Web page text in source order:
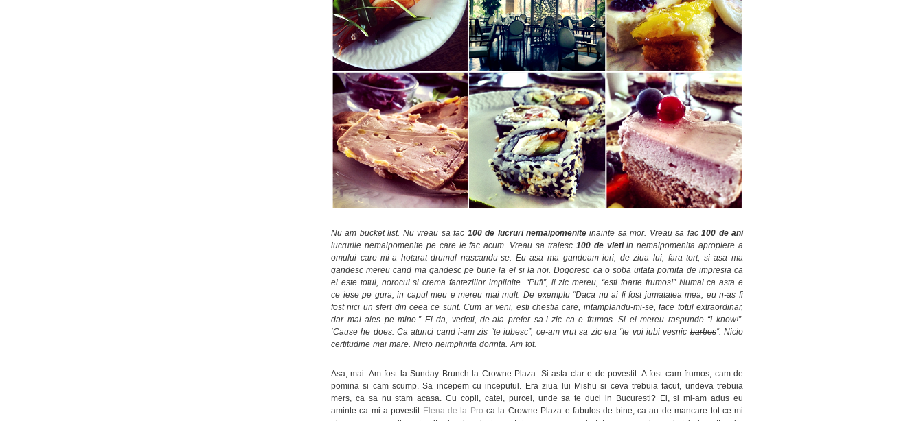
Nu am bucket list. Nu vreau sa fac 100 de lucruri nemaipomeniteinainte sa mor. Vreau sa fac100 de ani
lucrurile nemaipomenite pe care le fac acum. Vreau sa traiesc 100 de vietiin nemaipomenita apropiere a
omului care mi-a hotarat drumul nascandu-se. Eu asa ma gandeam ieri, de ziua lui, fara tort, si asa ma
gandesc mereu cand ma gandesc pe bune la el si la noi. Dogoresc ca o soba uitata pornita de impresia ca
el este totul, norocul si crema fanteziilor implinite. “Pufi”, ii zic mereu, “esti foarte frumos!” Numai ca asta e
ce iese pe gura, in capul meu e mereu mai mult. De exemplu “Daca nu ai fi fost jumatatea mea, eu n-as fi
fost nici un sfert din ceea ce sunt. Cum ar veni, esti chestia care, intamplandu-mi-se, face totul extraordinar,
dar mai ales pe mine.” Ei da, vedeti, de-aia prefer sa-i zic ca e frumos. Si el mereu raspunde “I know!”.
‘Cause he does. Ca atunci cand i-am zis “te iubesc”, ce-am vrut sa zic era “te voi iubi vesnicbarbos“. Nicio
certitudine mai mare. Nicio neimplinita dorinta. Am tot.
Asa, mai. Am fost la Sunday Brunch la Crowne Plaza. Si asta clar e de povestit. A fost cam frumos, cam de
pomina si cam scump. Sa incepem cu inceputul. Era ziua lui Mishu si ceva trebuia facut, undeva trebuia
mers, ca sa nu stam acasa. Cu copil, catel, purcel, unde sa te duci in Bucuresti? Ei, si mi-am adus eu
aminte ca mi-a povestit Elena de la Pro ca la Crowne Plaza e fabulos de bine, ca au de mancare tot ce-mi